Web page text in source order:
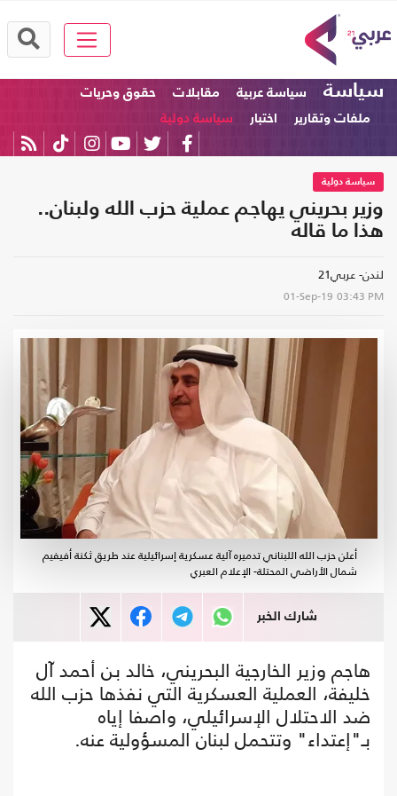
سياسة سياسة عربية مقابلات
حقوق وحريات
ملفات وتقارير
اختبار سياسة دولية
سياسة دولية
وزير بحريني يهاجم عملية حزب الله ولبنان..
هذا ما قاله
لندن- عربي21
01-Sep-19 03:43 PM
أعلن حزب الله اللبناني تدميره آلية عسكرية إسرائيلية عند طريق ثكنة أفيفيم
شمال الأراضي المحتلة- الإعلام العبري
شارك الخبر
هاجم وزير الخارجية البحريني، خالد بن أحمد آل
خليفة، العملية العسكرية التي نفذها حزب الله
ضد الاحتلال الإسرائيلي، واصفا إياه
بـ"إعتداء" وتتحمل لبنان المسؤولية عنه.